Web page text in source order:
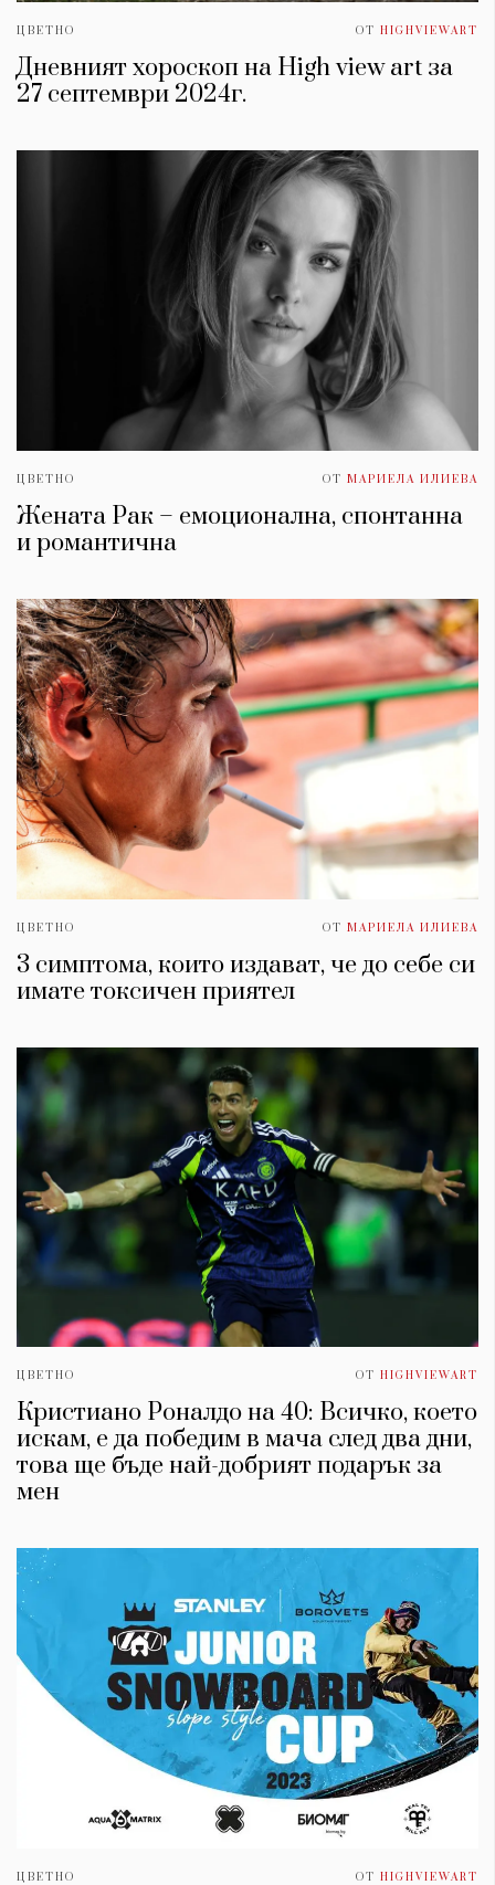
ЦВЕТНО ОТ HIGHVIEWART
Дневният хороскоп на High view art за
27 септември 2024г.
ЦВЕТНО ОТ МАРИЕЛА ИЛИЕВА
Жената Рак – емоционална, спонтанна
и романтична
ЦВЕТНО ОТ МАРИЕЛА ИЛИЕВА
3 симптома, които издават, че до себе си
имате токсичен приятел
ЦВЕТНО ОТ HIGHVIEWART
Кристиано Роналдо на 40: Всичко, което
искам, е да победим в мача след два дни,
това ще бъде най-добрият подарък за
мен
ЦВЕТНО ОТ HIGHVIEWART